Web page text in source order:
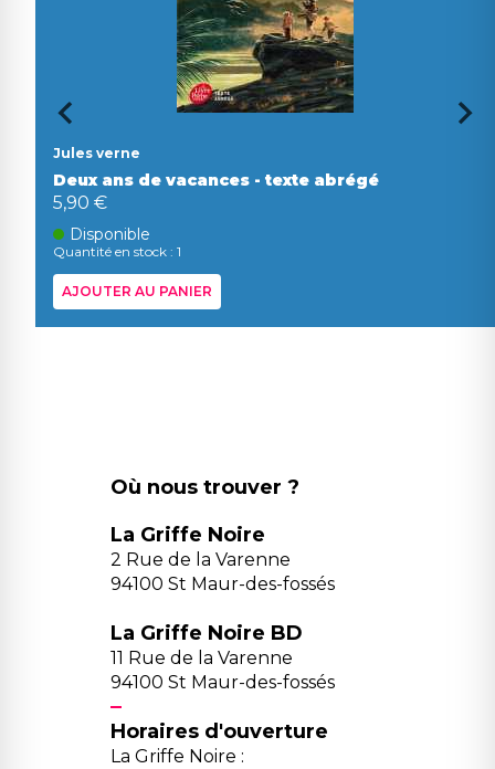
Jules verne
Deux ans de vacances - texte abrégé
5,90 €
Disponible
Quantité en stock : 1
AJOUTER AU PANIER
Où nous trouver ?
La Griffe Noire
2 Rue de la Varenne
94100 St Maur-des-fossés
La Griffe Noire BD
11 Rue de la Varenne
94100 St Maur-des-fossés
Horaires d'ouverture
La Griffe Noire :